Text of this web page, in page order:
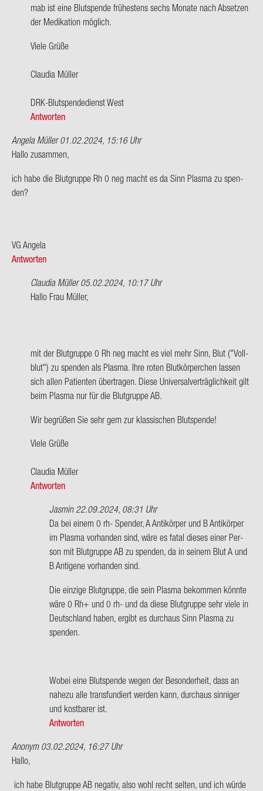
po­
si­
bin
von
m­ab ist eine Blut­spen­de frü­hes­tens sechs Mo­na­te nach Ab­set­zen
der Me­di­ka­ti­on mög­lich.
Viele Grüße
Clau­dia Mül­ler
DRK-​Blutspendedienst West
Antworten
Angela Müller01.02.2024, 15:16 Uhr
Hallo zu­sam­men,
ich habe die Blut­grup­pe Rh 0 neg macht es da Sinn Plas­ma zu spen­
den?
VG An­ge­la
Antworten
Claudia Müller05.02.2024, 10:17 Uhr
Ant­
zu­
sam­
men,
ich
von
An­
la
Mül­
Hallo Frau Mül­ler,
mit der Blut­grup­pe 0 Rh neg macht es viel mehr Sinn, Blut ("Voll­
blut") zu spen­den als Plas­ma. Ihre roten Blut­kör­per­chen las­sen
sich allen Pa­ti­en­ten über­tra­gen. Diese Uni­ver­sal­ver­träg­lich­keit gilt
beim Plas­ma nur für die Blut­grup­pe AB.
Wir be­grü­ßen Sie sehr gern zur klas­si­schen Blut­spen­de!
Viele Grüße
Clau­dia Mül­ler
Antworten
Jasmin22.09.2024, 08:31 Uhr
Ant­
wort
auf
Hallo
Mül­
ler,
mit
der…
dia
Mül­
ler
Da bei einem 0 rh- Spen­der, A An­ti­kör­per und B An­ti­kör­per
im Plas­ma vor­han­den sind, wäre es fatal die­ses einer Per­
son mit Blut­grup­pe AB zu spen­den, da in sei­nem Blut A und
B An­ti­ge­ne vor­han­den sind.
Die ein­zi­ge Blut­grup­pe, die sein Plas­ma be­kom­men könn­te
wäre 0 Rh+ und 0 rh- und da diese Blut­grup­pe sehr viele in
Deutsch­land haben, er­gibt es durch­aus Sinn Plas­ma zu
spen­den.
Wobei eine Blut­spen­de wegen der Be­son­der­heit, dass an
na­he­zu alle trans­fun­diert wer­den kann, durch­aus sin­ni­ger
und kost­ba­rer ist.
Antworten
Anonym03.02.2024, 16:27 Uhr
Hallo,
ich habe Blut­grup­pe AB ne­ga­tiv, also wohl recht sel­ten, und ich würde